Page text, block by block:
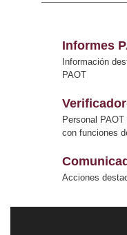
Informes
Información
PAOT
Personal
con funciones
Acciones